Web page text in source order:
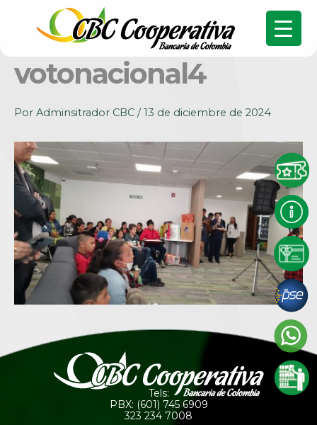
votonacional4
Por Adminsitrador CBC /13 de diciembre de 2024
Tels:
PBX: (601) 745 6909
323 234 7008